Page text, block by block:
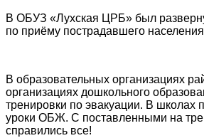
В ОБУЗ «Лухская ЦРБ» был
по приёму пострадавшего
В образовательных организациях
организациях дошкольного
тренировки по эвакуации. В школах
уроки ОБЖ. С поставленными на
справились все!